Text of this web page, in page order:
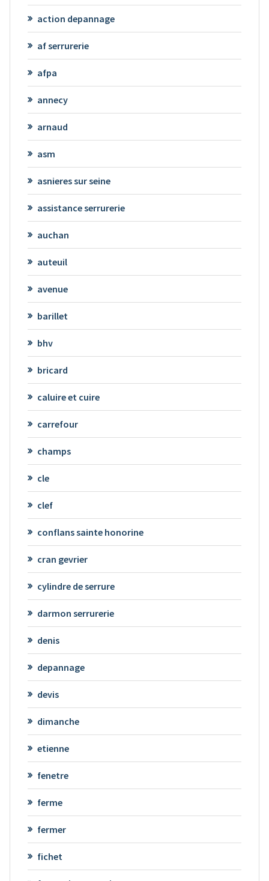
action depannage
af serrurerie
afpa
annecy
arnaud
asm
asnieres sur seine
assistance serrurerie
auchan
auteuil
avenue
barillet
bhv
bricard
caluire et cuire
carrefour
champs
cle
clef
conflans sainte honorine
cran gevrier
cylindre de serrure
darmon serrurerie
denis
depannage
devis
dimanche
etienne
fenetre
ferme
fermer
fichet